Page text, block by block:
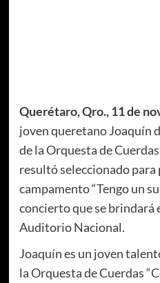
Querétaro, Qro., 11 de
joven queretano Joaquín
de la Orquesta de
resultó seleccionado para
campamento “Tengo un
concierto que se brindará
Auditorio Nacional.
Joaquín es un joven
la Orquesta de Cuerdas